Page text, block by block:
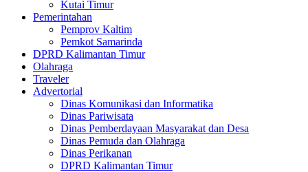
Kutai Timur
Pemerintahan
Pemprov Kaltim
Pemkot Samarinda
DPRD Kalimantan Timur
Olahraga
Traveler
Advertorial
Dinas Komunikasi dan Informatika
Dinas Pariwisata
Dinas Pemberdayaan Masyarakat dan Desa
Dinas Pemuda dan Olahraga
Dinas Perikanan
DPRD Kalimantan Timur